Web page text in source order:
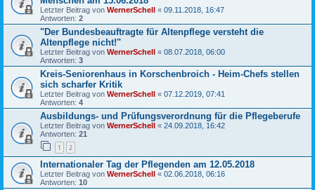
Letzter Beitrag von WernerSchell « 09.11.2018, 16:47
Antworten: 2
"Der Bundesbeauftragte für Altenpflege versteht die
Altenpflege nicht!"
Letzter Beitrag von WernerSchell « 08.07.2018, 06:00
Antworten: 3
Kreis-Seniorenhaus in Korschenbroich - Heim-Chefs stellen
sich scharfer Kritik
Letzter Beitrag von WernerSchell « 07.12.2019, 07:41
Antworten: 4
Ausbildungs- und Prüfungsverordnung für die Pflegeberufe
Letzter Beitrag von WernerSchell « 24.09.2018, 16:42
Antworten: 21
1 2
Internationaler Tag der Pflegenden am 12.05.2018
Letzter Beitrag von WernerSchell « 02.06.2018, 06:16
Antworten: 10